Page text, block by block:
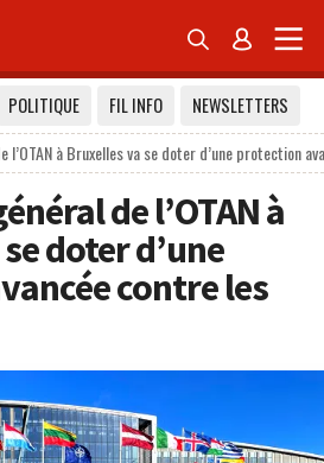
 
POLITIQUE FIL INFO
NEWSLETTERS
l’OTAN à Bruxelles va se doter d’une protection
de l’OTAN à
doter d’une
contre les